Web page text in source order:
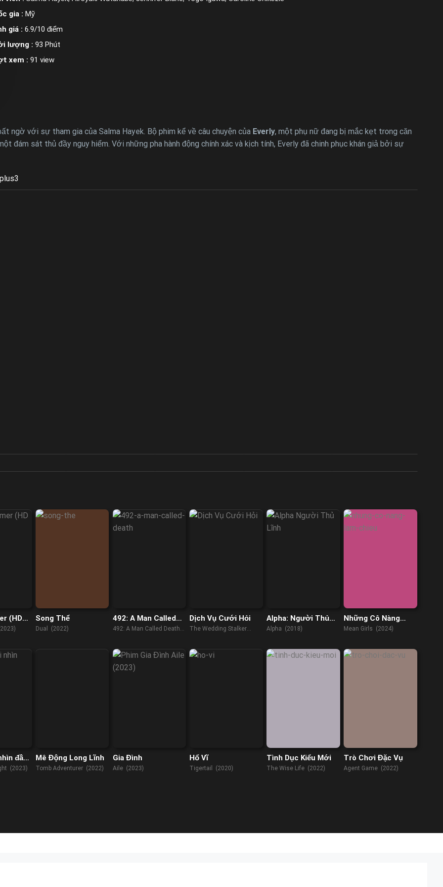
gia : Mỹ
giá : 6.9/10 điểm
lượng : 93 Phút
xem : 91 view
ngờ với sự tham gia của Salma Hayek. Bộ phim kể về câu chuyện của Everly, một phụ nữ đang bị mắc kẹt trong căn
đám sát thủ đầy nguy hiểm. Với những pha hành động chính xác và kịch tính, Everly đã chinh phục khán giả bởi sự
(HD
Song Thể
Dual (2022)
492: A Man Called
Death
492: A Man Called Death
Dịch Vụ Cưới Hỏi
The Wedding Stalker
Alpha: Người Thủ
Lĩnh
Alpha (2018)
Những Cô Nàng
Lắm Chiêu
Mean Girls (2024)
đầu
(2023)
Mê Động Long Lĩnh
Tomb Adventurer (2022)
Gia Đình
Aile (2023)
Hổ Vĩ
Tigertail (2020)
Tình Dục Kiểu Mới
The Wise Life (2022)
Trò Chơi Đặc Vụ
Agent Game (2022)